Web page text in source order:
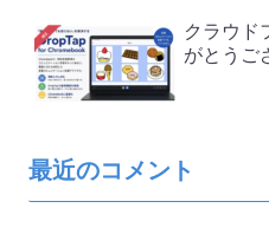
クラウド
がとうご
最近のコメント